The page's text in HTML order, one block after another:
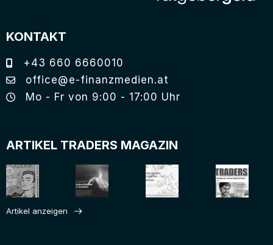
KONTAKT
+43 660 6660010
office@e-finanzmedien.at
Mo - Fr von 9:00 - 17:00 Uhr
ARTIKEL TRADERS MAGAZIN
Artikel anzeigen